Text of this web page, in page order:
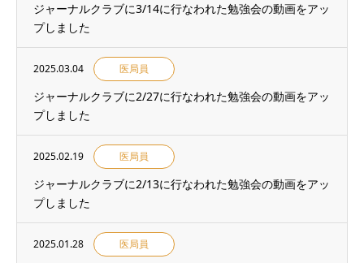
ジャーナルクラブに3/14に行なわれた勉強会の動画をアッ
プしました
2025.03.04 医局員
ジャーナルクラブに2/27に行なわれた勉強会の動画をアッ
プしました
2025.02.19 医局員
ジャーナルクラブに2/13に行なわれた勉強会の動画をアッ
プしました
2025.01.28 医局員